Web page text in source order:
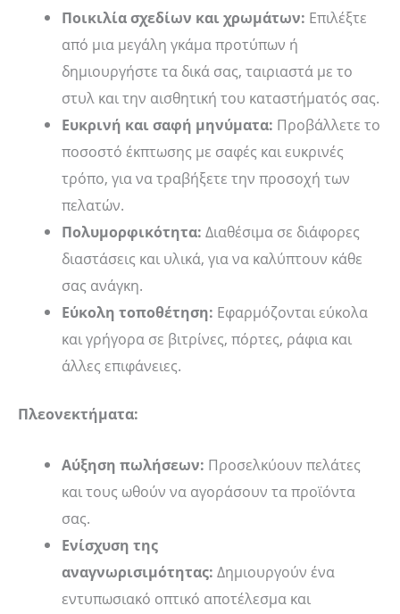
Ποικιλία σχεδίων και χρωμάτων: Επιλέξτε
από μια μεγάλη γκάμα προτύπων ή
δημιουργήστε τα δικά σας, ταιριαστά με το
στυλ και την αισθητική του καταστήματός σας.
Ευκρινή και σαφή μηνύματα: Προβάλλετε το
ποσοστό έκπτωσης με σαφές και ευκρινές
τρόπο, για να τραβήξετε την προσοχή των
πελατών.
Πολυμορφικότητα: Διαθέσιμα σε διάφορες
διαστάσεις και υλικά, για να καλύπτουν κάθε
σας ανάγκη.
Εύκολη τοποθέτηση: Εφαρμόζονται εύκολα
και γρήγορα σε βιτρίνες, πόρτες, ράφια και
άλλες επιφάνειες.
Πλεονεκτήματα:
Αύξηση πωλήσεων: Προσελκύουν πελάτες
και τους ωθούν να αγοράσουν τα προϊόντα
σας.
Ενίσχυση της
αναγνωρισιμότητας: Δημιουργούν ένα
εντυπωσιακό οπτικό αποτέλεσμα και